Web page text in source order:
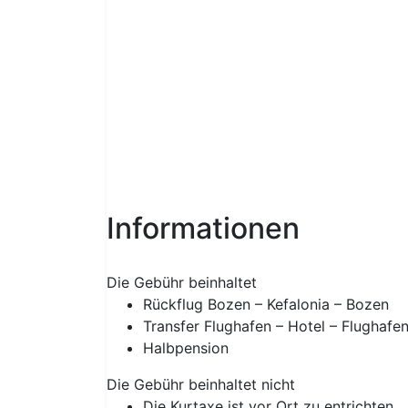
Informationen
Die Gebühr beinhaltet
Rückflug Bozen – Kefalonia – Bozen
Transfer Flughafen – Hotel – Flughafen
Halbpension
Die Gebühr beinhaltet nicht